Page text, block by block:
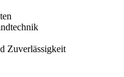
Zuverlässigkeit